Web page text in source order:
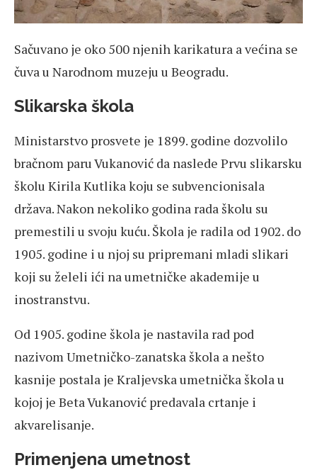
Sačuvano je oko 500 njenih karikatura a većina se
čuva u Narodnom muzeju u Beogradu.
Slikarska škola
Ministarstvo prosvete je 1899. godine dozvolilo
bračnom paru Vukanović da naslede Prvu slikarsku
školu Kirila Kutlika koju se subvencionisala
država. Nakon nekoliko godina rada školu su
premestili u svoju kuću. Škola je radila od 1902. do
1905. godine i u njoj su pripremani mladi slikari
koji su želeli ići na umetničke akademije u
inostranstvu.
Od 1905. godine škola je nastavila rad pod
nazivom Umetničko-zanatska škola a nešto
kasnije postala je Kraljevska umetnička škola u
kojoj je Beta Vukanović predavala crtanje i
akvarelisanje.
Primenjena umetnost